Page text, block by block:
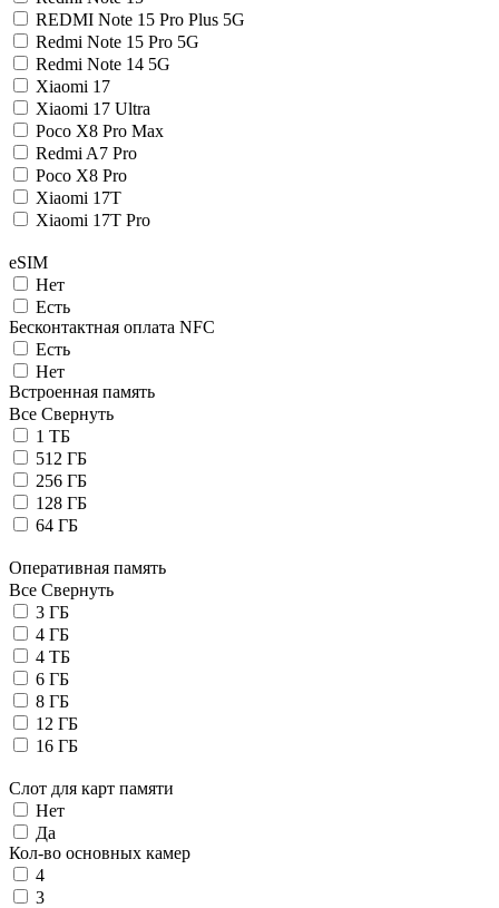
REDMI Note 15 Pro Plus 5G
Redmi Note 15 Pro 5G
Redmi Note 14 5G
Xiaomi 17
Xiaomi 17 Ultra
Poco X8 Pro Max
Redmi A7 Pro
Poco X8 Pro
Xiaomi 17T
Xiaomi 17T Pro
eSIM
Нет
Есть
Беcконтактная оплата NFC
Есть
Нет
Встроенная память
Все Свернуть
1 ТБ
512 ГБ
256 ГБ
128 ГБ
64 ГБ
Оперативная память
Все Свернуть
3 ГБ
4 ГБ
4 ТБ
6 ГБ
8 ГБ
12 ГБ
16 ГБ
Слот для карт памяти
Нет
Да
Кол-во основных камер
4
3